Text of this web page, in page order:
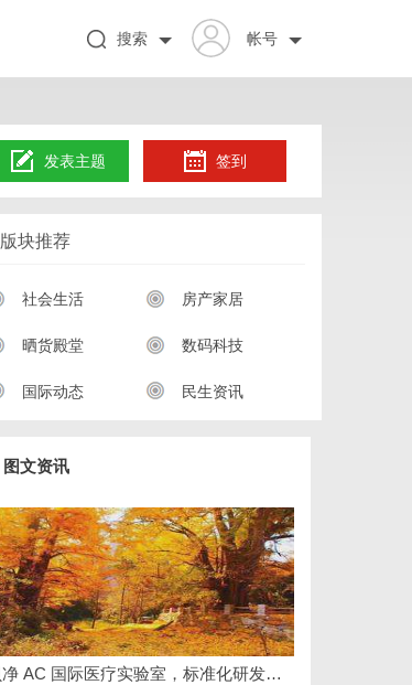
帐号
搜索
发表主题 签到
版块推荐
社会生活 房产家居
晒货殿堂 数码科技
国际动态 民生资讯
图文资讯
贝净 AC 国际医疗实验室，标准化研发体系全解析